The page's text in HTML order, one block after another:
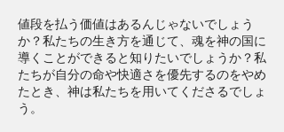
値段を払う価値はあるんじゃないでしょう
か？私たちの生き方を通じて、魂を神の国に
導くことができると知りたいでしょうか？私
たちが自分の命や快適さを優先するのをやめ
たとき、神は私たちを用いてくださるでしょ
う。